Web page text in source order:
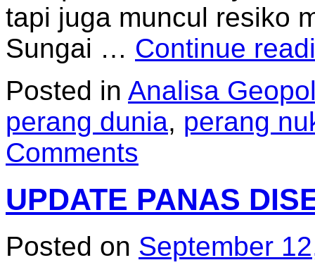
tapi juga muncul resiko
Sungai … Continue
Posted in Analisa
perang dunia, perang
Comments
UPDATE PANAS
Posted on September